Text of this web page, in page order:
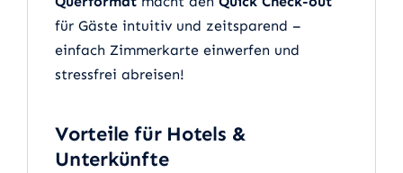
für Gäste intuitiv und zeitsparend –
einfach Zimmerkarte einwerfen und
stressfrei abreisen!
Vorteile für Hotels &
Unterkünfte